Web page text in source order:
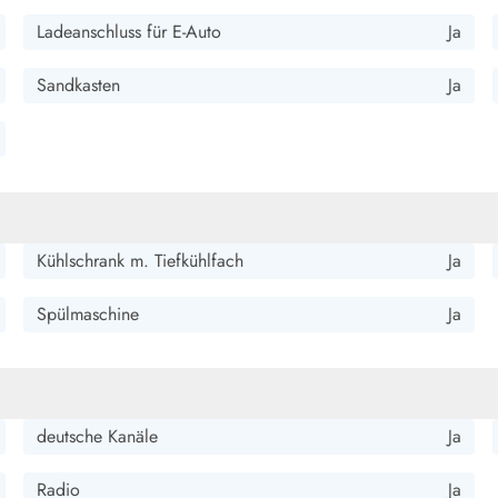
hatte ich Bedenken wegen der Nähe zu den Nachbarn,
Ladeanschluss für E-Auto Ja
Sandkasten Ja
Kühlschrank m. Tiefkühlfach Ja
Spülmaschine Ja
deutsche Kanäle Ja
Radio Ja